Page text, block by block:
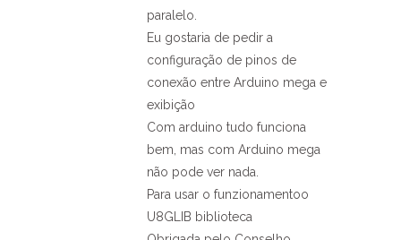
paralelo.
Eu gostaria de pedir a
configuração de pinos de
conexão entre Arduino mega e
exibição
Com arduino tudo funciona
bem, mas com Arduino mega
não pode ver nada.
Para usar o funzionamentoo
U8GLIB biblioteca